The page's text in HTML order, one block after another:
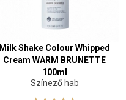
Milk Shake Colour Whipped
Cream WARM BRUNETTE
100ml
Színező hab